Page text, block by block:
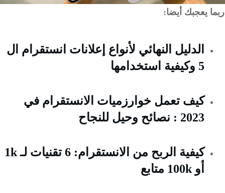
يعجبك أيضا:
الدليل النهائي لأنواع إعلانات انستقرام ال
كيف تعمل خوارزميات الانستقرام في
2023 : نصائح وحيل للنجاح
كيفية الربح من الانستقرام: 6 تقنيات لـ 1k